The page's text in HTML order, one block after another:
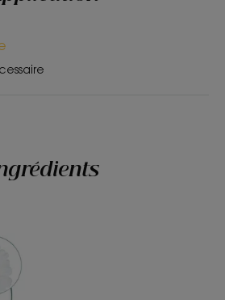
de l’enfance.
se gorgent de lumière et se